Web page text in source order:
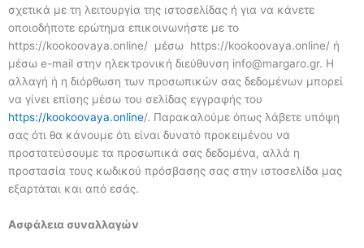
σχετικά με τη λειτουργία της ιστοσελίδας ή για να κάνετε
οποιοδήποτε ερώτημα επικοινωνήστε με το
https://kookoovaya.online/ μέσω https://kookoovaya.online/ ή
μέσω e-mail στην ηλεκτρονική διεύθυνση info@margaro.gr. Η
αλλαγή ή η διόρθωση των προσωπικών σας δεδομένων μπορεί
να γίνει επίσης μέσω του σελίδας εγγραφής του
https://kookoovaya.online/. Παρακαλούμε όπως λάβετε υπόψη
σας ότι θα κάνουμε ότι είναι δυνατό προκειμένου να
προστατεύσουμε τα προσωπικά σας δεδομένα, αλλά η
προστασία τους κωδικού πρόσβασης σας στην ιστοσελίδα μας
εξαρτάται και από εσάς.
Ασφάλεια συναλλαγών